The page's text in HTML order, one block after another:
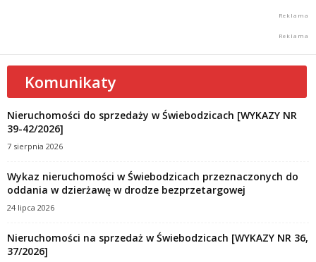
Komunikaty
Nieruchomości do sprzedaży w Świebodzicach [WYKAZY NR
39-42/2026]
7 sierpnia 2026
Wykaz nieruchomości w Świebodzicach przeznaczonych do
oddania w dzierżawę w drodze bezprzetargowej
24 lipca 2026
Nieruchomości na sprzedaż w Świebodzicach [WYKAZY NR 36,
37/2026]